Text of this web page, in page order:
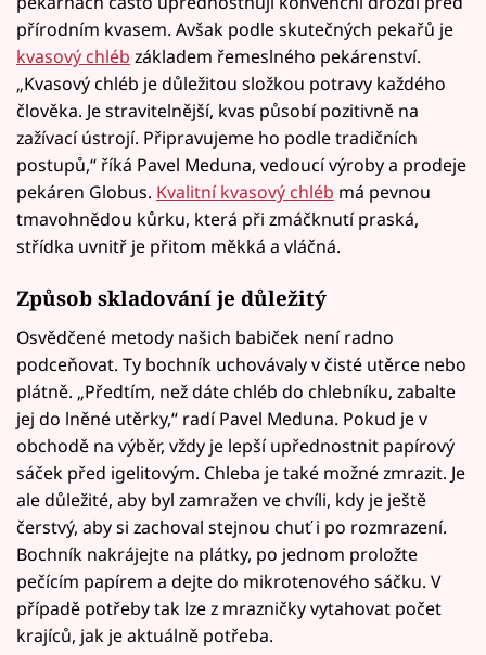
přírodním kvasem. Avšak podle skutečných pekařů je
kvasový chléb základem řemeslného pekárenství.
„Kvasový chléb je důležitou složkou potravy každého
člověka. Je stravitelnější, kvas působí pozitivně na
zažívací ústrojí. Připravujeme ho podle tradičních
postupů,“ říká Pavel Meduna, vedoucí výroby a prodeje
pekáren Globus. Kvalitní kvasový chléb má pevnou
tmavohnědou kůrku, která při zmáčknutí praská,
střídka uvnitř je přitom měkká a vláčná.
Způsob skladování je důležitý
Osvědčené metody našich babiček není radno
podceňovat. Ty bochník uchovávaly v čisté utěrce nebo
plátně. „Předtím, než dáte chléb do chlebníku, zabalte
jej do lněné utěrky,“ radí Pavel Meduna. Pokud je v
obchodě na výběr, vždy je lepší upřednostnit papírový
sáček před igelitovým. Chleba je také možné zmrazit. Je
ale důležité, aby byl zamražen ve chvíli, kdy je ještě
čerstvý, aby si zachoval stejnou chuť i po rozmrazení.
Bochník nakrájejte na plátky, po jednom proložte
pečícím papírem a dejte do mikrotenového sáčku. V
případě potřeby tak lze z mrazničky vytahovat počet
krajíců, jak je aktuálně potřeba.